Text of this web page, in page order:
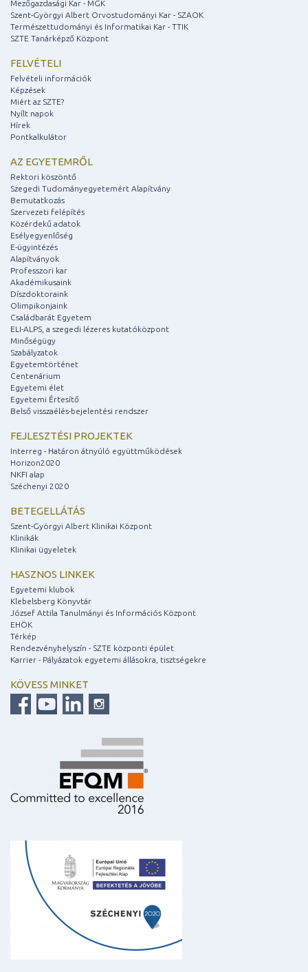
Mezőgazdasági Kar - MGK
Szent-Györgyi Albert Orvostudományi Kar - SZAOK
Természettudományi és Informatikai Kar - TTIK
SZTE Tanárképző Központ
FELVÉTELI
Felvételi információk
Képzések
Miért az SZTE?
Nyílt napok
Hírek
Pontkalkulátor
AZ EGYETEMRŐL
Rektori köszöntő
Szegedi Tudományegyetemért Alapítvány
Bemutatkozás
Szervezeti felépítés
Közérdekű adatok
Esélyegyenlőség
E-ügyintézés
Alapítványok
Professzori kar
Akadémikusaink
Díszdoktoraink
Olimpikonjaink
Családbarát Egyetem
ELI-ALPS, a szegedi lézeres kutatóközpont
Minőségügy
Szabályzatok
Egyetemtörténet
Centenárium
Egyetemi élet
Egyetemi Értesítő
Belső visszaélés-bejelentési rendszer
FEJLESZTÉSI PROJEKTEK
Interreg - Határon átnyúló együttműködések
Horizon2020
NKFI alap
Széchenyi 2020
BETEGELLÁTÁS
Szent-Györgyi Albert Klinikai Központ
Klinikák
Klinikai ügyeletek
HASZNOS LINKEK
Egyetemi klubok
Klebelsberg Könyvtár
József Attila Tanulmányi és Információs Központ
EHÖK
Térkép
Rendezvényhelyszín - SZTE központi épület
Karrier - Pályázatok egyetemi állásokra, tisztségekre
KÖVESS MINKET